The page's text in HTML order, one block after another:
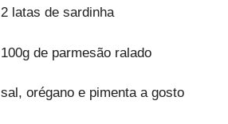
2 latas de sardinha
100g de parmesão ralado
sal, orégano e pimenta a gosto